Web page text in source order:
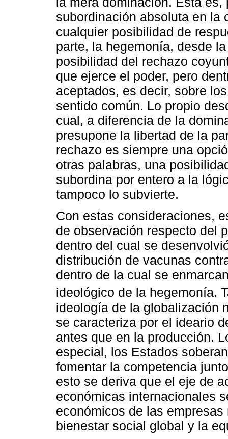
subordinación absoluta en la
cualquier posibilidad de
parte, la hegemonía, desde
posibilidad del rechazo
que ejerce el poder, pero
aceptados, es decir, sobre
sentido común. Lo propio
cual, a diferencia de la
presupone la libertad de la
rechazo es siempre una
otras palabras, una
subordina por entero a la
tampoco lo subvierte.
Con estas consideraciones,
de observación respecto del
dentro del cual se
distribución de vacunas
dentro de la cual se
ideológico de la hegemonía.
ideología de la globalización
se caracteriza por el ideario
antes que en la producción.
especial, los Estados
fomentar la competencia
esto se deriva que el eje de
económicas internacionales
económicos de las
bienestar social global y la